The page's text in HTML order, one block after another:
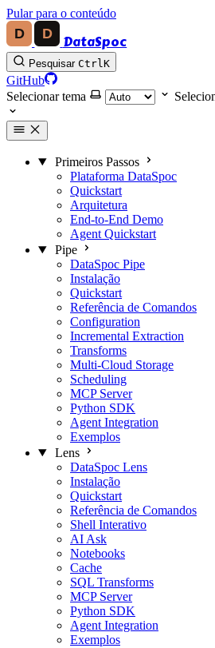
Pular para o conteúdo
DataSpoc
Pesquisar CtrlK
GitHub
Selecionar tema
Primeiros Passos
Plataforma DataSpoc
Quickstart
Arquitetura
End-to-End Demo
Agent Quickstart
Pipe
DataSpoc Pipe
Instalação
Quickstart
Referência de Comandos
Configuration
Incremental Extraction
Transforms
Multi-Cloud Storage
Scheduling
MCP Server
Python SDK
Agent Integration
Exemplos
Lens
DataSpoc Lens
Instalação
Quickstart
Referência de Comandos
Shell Interativo
AI Ask
Notebooks
Cache
SQL Transforms
MCP Server
Python SDK
Agent Integration
Exemplos